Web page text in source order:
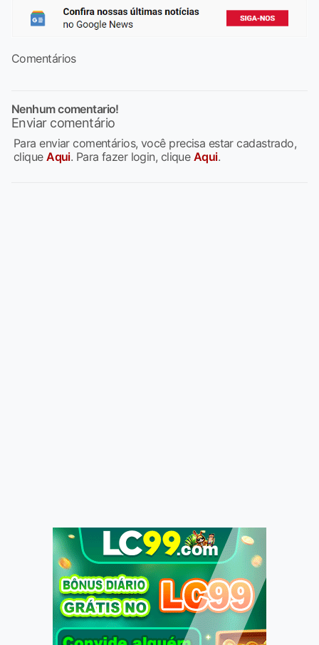
Comentários
Nenhum comentario!
Enviar comentário
Para enviar comentários, você precisa estar cadastrado,
cliqueAqui. Para fazer login, clique Aqui.